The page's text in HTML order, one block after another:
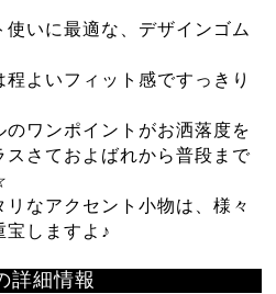
いに最適な、デザインゴム
よいフィット感ですっきり
のワンポイントがお洒落度を
スさておよばれから普段まで
なアクセント小物は、様々
宝しますよ♪
詳細情報